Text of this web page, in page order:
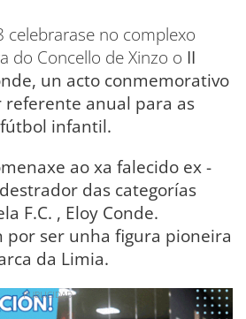
celebrarase no complexo
do Concello de Xinzo o II
un acto conmemorativo
anual para as
infantil.
ao xa falecido ex -
das categorías
F.C. , Eloy Conde.
por ser unha figura pioneira
da Limia.